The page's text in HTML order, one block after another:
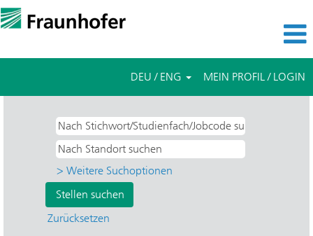
DEU / ENG MEIN PROFIL / LOGIN
> Weitere Suchoptionen
Zurücksetzen